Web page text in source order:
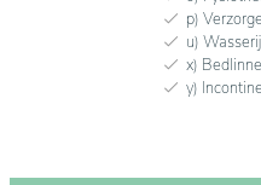
p)
u)
x)
y)